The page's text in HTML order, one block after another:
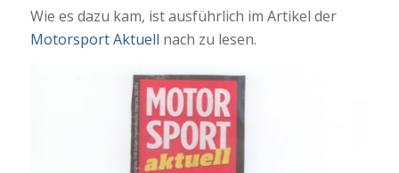
Wie es dazu kam, ist ausführlich im Artikel der
Motorsport Aktuell nach zu lesen.